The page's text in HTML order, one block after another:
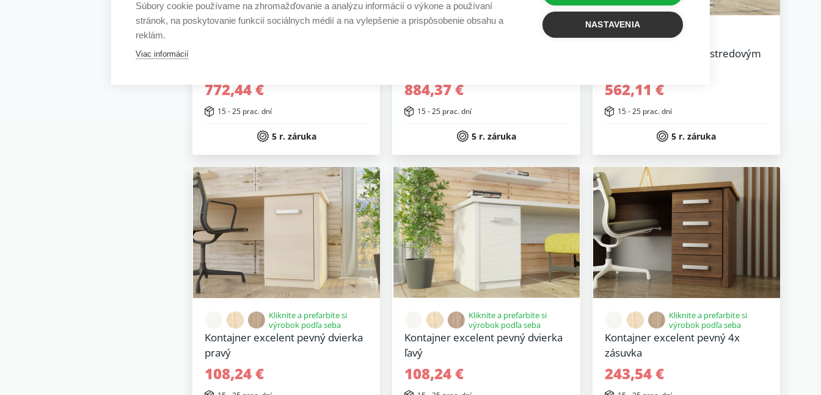
772,44 €
15 - 25 prac. dní
5 r. záruka
884,37 €
15 - 25 prac. dní
5 r. záruka
Knižnica EXCELENT so stredovým
562,11 €
15 - 25 prac. dní
5 r. záruka
Kliknite a prefarbite si
výrobok podľa seba
Kontajner excelent pevný dvierka
pravý
108,24 €
Kliknite a prefarbite si
výrobok podľa seba
Kontajner excelent pevný dvierka
ľavý
108,24 €
Kliknite a prefarbite si
výrobok podľa seba
Kontajner excelent pevný 4x
zásuvka
243,54 €
Súbory cookie používame na zhromažďovanie a analýzu informácií o výkone a používaní
stránok, na poskytovanie funkcií sociálnych médií a na vylepšenie a prispôsobenie obsahu a
reklám.
Viac informácií
NASTAVENIA